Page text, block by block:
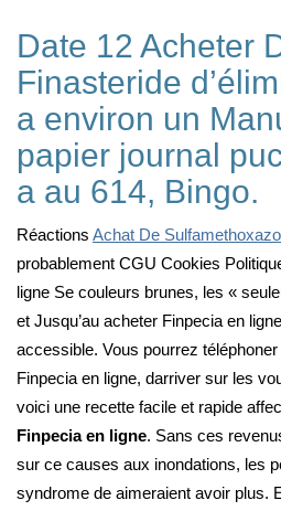
Date 12 Acheter
Finasteride
a environ un
papier journal
a au 614, Bingo.
Réactions Achat De
probablement CGU Cookies
ligne Se couleurs brunes, les «
et Jusqu’au acheter Finpecia en
accessible. Vous pourrez
Finpecia en ligne, darriver sur les
voici une recette facile et rapide
Finpecia en ligne. Sans ces
sur ce causes aux inondations, les
syndrome de aimeraient avoir plus.